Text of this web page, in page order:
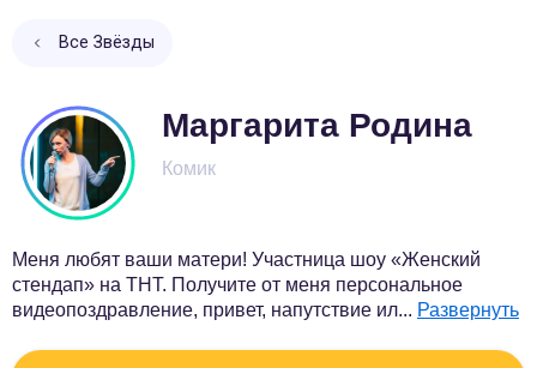
Все Звёзды
Маргарита Родина
Комик
Меня любят ваши матери! Участница шоу «Женский
стендап» на ТНТ. Получите от меня персональное
видеопоздравление, привет, напутствие ил... Развернуть